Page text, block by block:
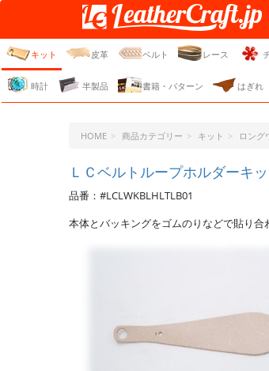
レザークラフト・ドット・
ジェーピー
キット 皮革 ベルト レース
時計 半製品 書籍・パターン はぎれ
HOME 商品カテゴリー キット ロング
ＬＣベルトループホルダーキ
品番：#LCLWKBLHLTLB01
本体とバッキングをゴムのりなどで貼り合